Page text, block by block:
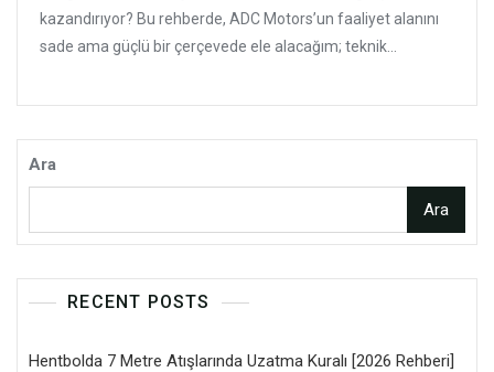
kazandırıyor? Bu rehberde, ADC Motors’un faaliyet alanını
sade ama güçlü bir çerçevede ele alacağım; teknik...
Ara
Ara
RECENT POSTS
Hentbolda 7 Metre Atışlarında Uzatma Kuralı [2026 Rehberi]